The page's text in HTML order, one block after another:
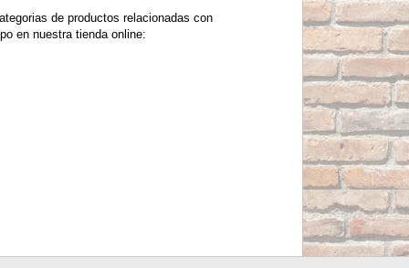
de productos relacionadas con
en nuestra tienda online: